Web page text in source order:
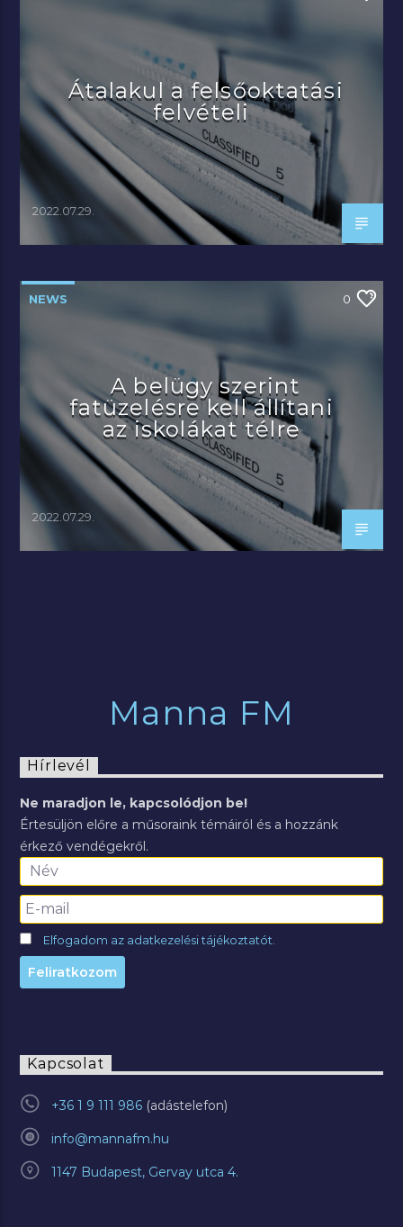
Átalakul a felsőoktatási
felvételi
2022.07.29.
NEWS 0
A belügy szerint
fatüzelésre kell állítani
az iskolákat télre
2022.07.29.
Manna FM
Hírlevél
Ne maradjon le, kapcsolódjon be!
Értesüljön előre a műsoraink témáiról és a hozzánk
érkező vendégekről.
Elfogadom az adatkezelési tájékoztatót.
Kapcsolat
+36 1 9 111 986
info@mannafm.hu
1147 Budapest, Gervay utca 4.